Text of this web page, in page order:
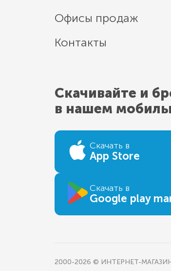
Офисы продаж
Контакты
Скачивайте и
в нашем
Скачать в
App Store
Скачать в
Google play
2000-2026 © ИНТЕРНЕТ-